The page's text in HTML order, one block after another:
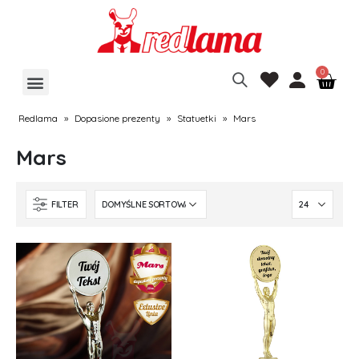
Redlama » Dopasione prezenty » Statuetki » Mars
Mars
FILTER